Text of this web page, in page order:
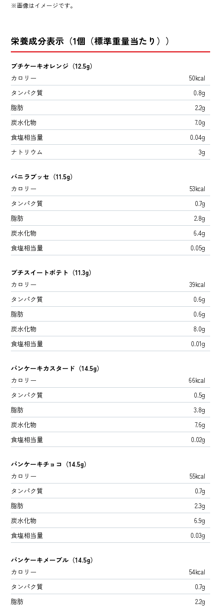
画像はイメージです。
栄養成分表示（1個（標準重量当たり））
プチケーキオレンジ（12.5g）
カロリー
50kcal
タンパク質
0.8g
脂肪
2.2g
炭水化物
7.0g
食塩相当量
0.04g
ナトリウム
3g
バニラブッセ（11.5g）
カロリー
53kcal
タンパク質
0.7g
脂肪
2.8g
炭水化物
6.4g
食塩相当量
0.05g
プチスイートポテト（11.3g）
カロリー
39kcal
タンパク質
0.6g
脂肪
0.6g
炭水化物
8.0g
食塩相当量
0.01g
パンケーキカスタード（14.5g）
カロリー
66kcal
タンパク質
0.5g
脂肪
3.8g
炭水化物
7.6g
食塩相当量
0.02g
パンケーキチョコ（14.5g）
カロリー
55kcal
タンパク質
0.7g
脂肪
2.3g
炭水化物
6.9g
食塩相当量
0.03g
パンケーキメープル（14.5g）
カロリー
54kcal
タンパク質
0.7g
脂肪
2.2g